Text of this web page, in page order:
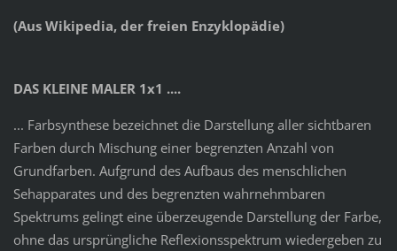
(Aus Wikipedia, der freien Enzyklopädie)
DAS KLEINE MALER 1x1 ....
... Farbsynthese bezeichnet die Darstellung aller sichtbaren
Farben durch Mischung einer begrenzten Anzahl von
Grundfarben. Aufgrund des Aufbaus des menschlichen
Sehapparates und des begrenzten wahrnehmbaren
Spektrums gelingt eine überzeugende Darstellung der Farbe,
ohne das ursprüngliche Reflexionsspektrum wiedergeben zu